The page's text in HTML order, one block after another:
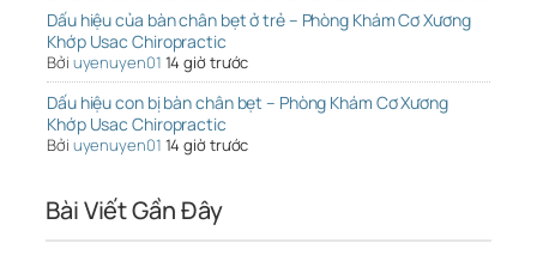
Dấu hiệu của bàn chân bẹt ở trẻ – Phòng Khám Cơ Xương
Khớp Usac Chiropractic
Bởi uyenuyen01 14 giờ trước
Dấu hiệu con bị bàn chân bẹt – Phòng Khám Cơ Xương
Khớp Usac Chiropractic
Bởi uyenuyen01 14 giờ trước
Bài Viết Gần Đây